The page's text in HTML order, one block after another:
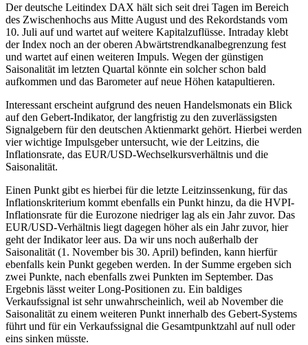
Der deutsche Leitindex DAX hält sich seit drei Tagen im Bereich
des Zwischenhochs aus Mitte August und des Rekordstands vom
10. Juli auf und wartet auf weitere Kapitalzuflüsse. Intraday klebt
der Index noch an der oberen Abwärtstrendkanalbegrenzung fest
und wartet auf einen weiteren Impuls. Wegen der günstigen
Saisonalität im letzten Quartal könnte ein solcher schon bald
aufkommen und das Barometer auf neue Höhen katapultieren.
Interessant erscheint aufgrund des neuen Handelsmonats ein Blick
auf den Gebert-Indikator, der langfristig zu den zuverlässigsten
Signalgebern für den deutschen Aktienmarkt gehört. Hierbei werden
vier wichtige Impulsgeber untersucht, wie der Leitzins, die
Inflationsrate, das EUR/USD-Wechselkursverhältnis und die
Saisonalität.
Einen Punkt gibt es hierbei für die letzte Leitzinssenkung, für das
Inflationskriterium kommt ebenfalls ein Punkt hinzu, da die HVPI-
Inflationsrate für die Eurozone niedriger lag als ein Jahr zuvor. Das
EUR/USD-Verhältnis liegt dagegen höher als ein Jahr zuvor, hier
geht der Indikator leer aus. Da wir uns noch außerhalb der
Saisonalität (1. November bis 30. April) befinden, kann hierfür
ebenfalls kein Punkt gegeben werden. In der Summe ergeben sich
zwei Punkte, nach ebenfalls zwei Punkten im September. Das
Ergebnis lässt weiter Long-Positionen zu. Ein baldiges
Verkaufssignal ist sehr unwahrscheinlich, weil ab November die
Saisonalität zu einem weiteren Punkt innerhalb des Gebert-Systems
führt und für ein Verkaufssignal die Gesamtpunktzahl auf null oder
eins sinken müsste.